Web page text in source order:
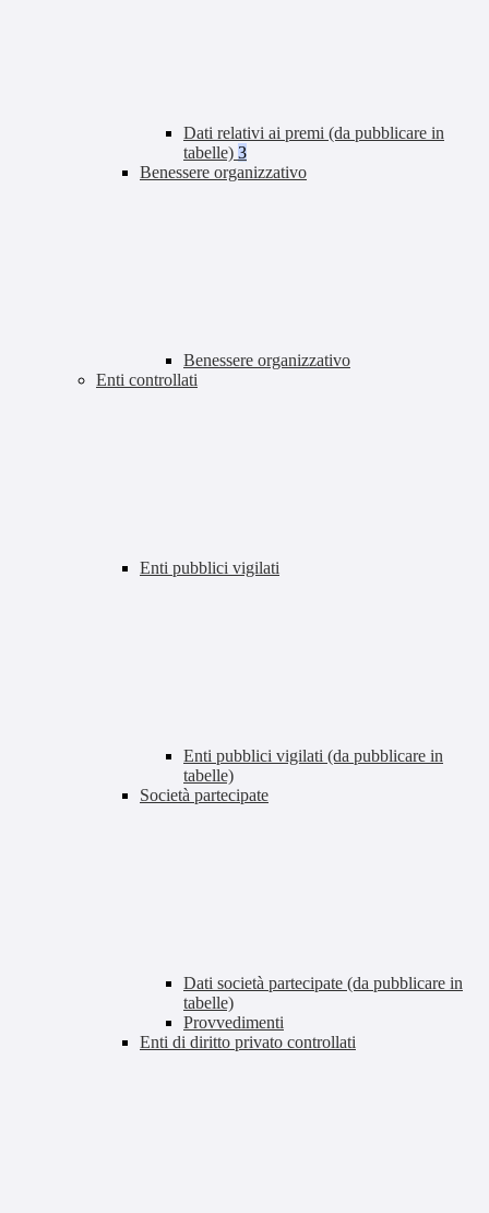
Dati relativi ai premi (da pubblicare in
tabelle) 3
Benessere organizzativo
Benessere organizzativo
Enti controllati
Enti pubblici vigilati
Enti pubblici vigilati (da pubblicare in
tabelle)
Società partecipate
Dati società partecipate (da pubblicare in
tabelle)
Provvedimenti
Enti di diritto privato controllati